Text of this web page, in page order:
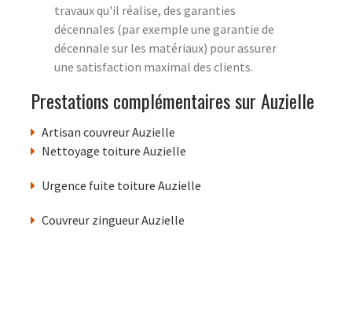
travaux qu'il réalise, des garanties
décennales (par exemple une garantie de
décennale sur les matériaux) pour assurer
une satisfaction maximal des clients.
Prestations complémentaires sur Auzielle
Artisan couvreur Auzielle
Nettoyage toiture Auzielle
Urgence fuite toiture Auzielle
Couvreur zingueur Auzielle